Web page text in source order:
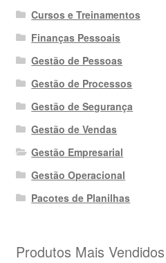
Cursos e Treinamentos
Finanças Pessoais
Gestão de Pessoas
Gestão de Processos
Gestão de Segurança
Gestão de Vendas
Gestão Empresarial
Gestão Operacional
Pacotes de Planilhas
Produtos Mais Vendidos